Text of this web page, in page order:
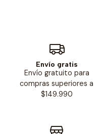
Envío gratis
Envío gratuito para
compras superiores a
$149.990